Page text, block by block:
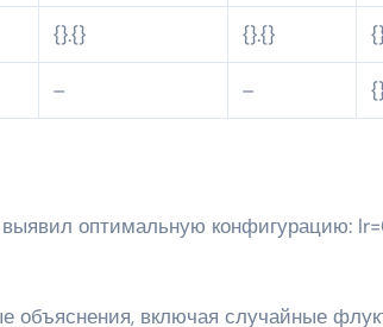
{}.{} {}.{}
– –
объяснения, включая случайные